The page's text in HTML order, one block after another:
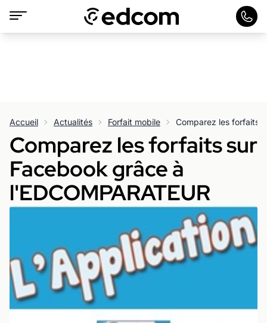
Accueil Actualités Forfait mobile
Comparez les forfaits sur
Facebook grâce à
l'EDCOMPARATEUR